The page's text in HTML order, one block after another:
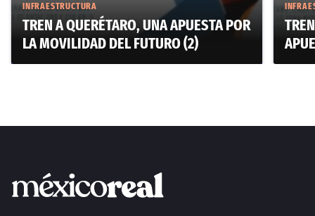
INFRAESTRUCTURA
TREN A QUERÉTARO, UNA APUESTA POR
LA MOVILIDAD DEL FUTURO (2)